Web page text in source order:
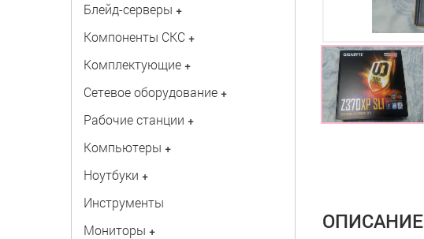
Блейд-серверы +
Компоненты СКС +
Комплектующие +
Сетевое оборудование +
Рабочие станции +
Компьютеры +
Ноутбуки +
Инструменты
Мониторы + ОПИСАНИЕ